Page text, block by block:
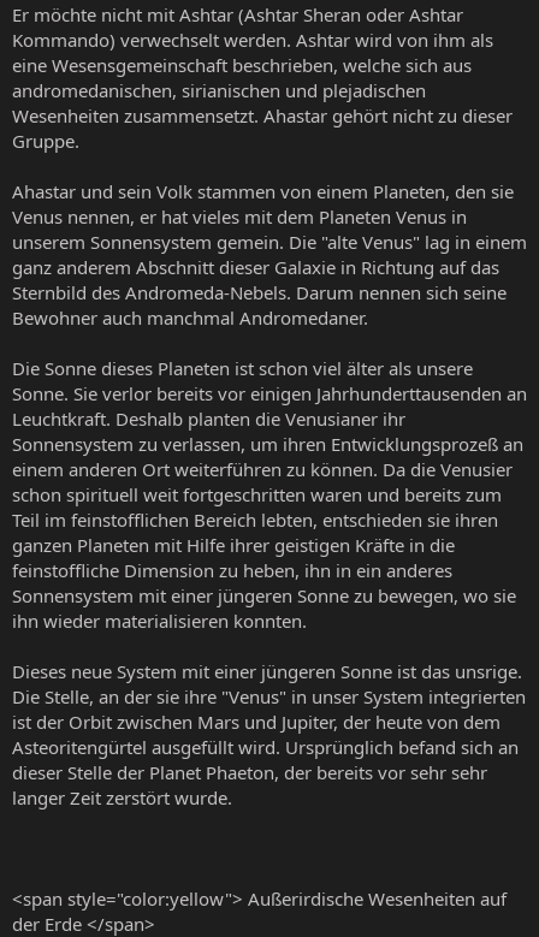
Er möchte nicht mit Ashtar (Ashtar Sheran oder Ashtar
Kommando) verwechselt werden. Ashtar wird von ihm als
eine Wesensgemeinschaft beschrieben, welche sich aus
andromedanischen, sirianischen und plejadischen
Wesenheiten zusammensetzt. Ahastar gehört nicht zu dieser
Gruppe.
Ahastar und sein Volk stammen von einem Planeten, den sie
Venus nennen, er hat vieles mit dem Planeten Venus in
unserem Sonnensystem gemein. Die "alte Venus" lag in einem
ganz anderem Abschnitt dieser Galaxie in Richtung auf das
Sternbild des Andromeda-Nebels. Darum nennen sich seine
Bewohner auch manchmal Andromedaner.
Die Sonne dieses Planeten ist schon viel älter als unsere
Sonne. Sie verlor bereits vor einigen Jahrhunderttausenden an
Leuchtkraft. Deshalb planten die Venusianer ihr
Sonnensystem zu verlassen, um ihren Entwicklungsprozeß an
einem anderen Ort weiterführen zu können. Da die Venusier
schon spirituell weit fortgeschritten waren und bereits zum
Teil im feinstofflichen Bereich lebten, entschieden sie ihren
ganzen Planeten mit Hilfe ihrer geistigen Kräfte in die
feinstoffliche Dimension zu heben, ihn in ein anderes
Sonnensystem mit einer jüngeren Sonne zu bewegen, wo sie
ihn wieder materialisieren konnten.
Dieses neue System mit einer jüngeren Sonne ist das unsrige.
Die Stelle, an der sie ihre "Venus" in unser System integrierten
ist der Orbit zwischen Mars und Jupiter, der heute von dem
Asteoritengürtel ausgefüllt wird. Ursprünglich befand sich an
dieser Stelle der Planet Phaeton, der bereits vor sehr sehr
langer Zeit zerstört wurde.
<span style="color:yellow"> Außerirdische Wesenheiten auf
der Erde </span>